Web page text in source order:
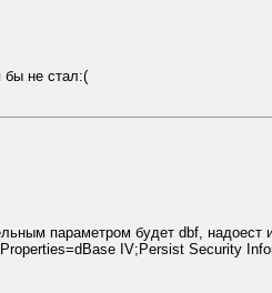
бы не стал:(
параметром будет dbf,
IV;Persist Security